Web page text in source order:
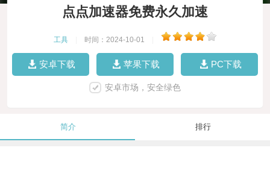
点点加速器免费永久加速
工具 时间：2024-10-01
安卓下载 苹果下载 PC下载
安卓市场，安全绿色
简介 排行